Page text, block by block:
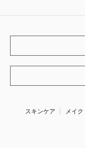
スキンケア メイク